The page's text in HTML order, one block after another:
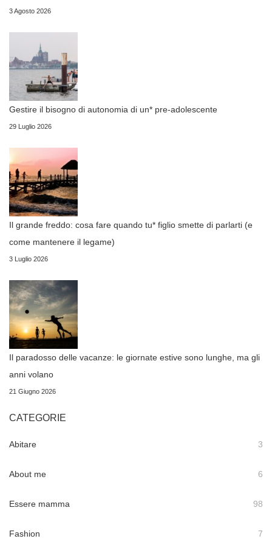
3 Agosto 2026
Gestire il bisogno di autonomia di un* pre-adolescente
29 Luglio 2026
Il grande freddo: cosa fare quando tu* figlio smette di parlarti (e
come mantenere il legame)
3 Luglio 2026
Il paradosso delle vacanze: le giornate estive sono lunghe, ma gli
anni volano
21 Giugno 2026
CATEGORIE
Abitare 3
About me 6
Essere mamma 98
Fashion 7